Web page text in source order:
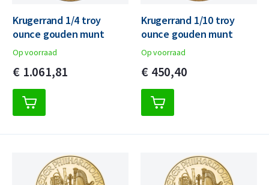
Krugerrand 1/4 troy
ounce gouden munt
Op voorraad
€ 1.061,81
Krugerrand 1/10 troy
ounce gouden munt
Op voorraad
€ 450,40